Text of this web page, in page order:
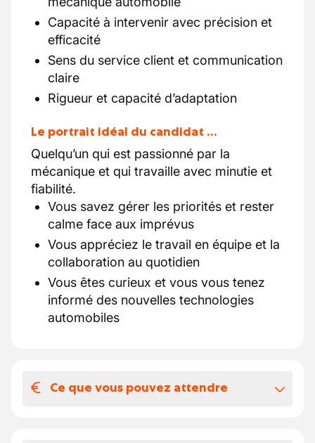
Capacité à intervenir avec précision et
efficacité
Sens du service client et communication
claire
Rigueur et capacité d’adaptation
Le portrait idéal du candidat …
Quelqu’un qui est passionné par la
mécanique et qui travaille avec minutie et
fiabilité.
Vous savez gérer les priorités et rester
calme face aux imprévus
Vous appréciez le travail en équipe et la
collaboration au quotidien
Vous êtes curieux et vous vous tenez
informé des nouvelles technologies
automobiles
Ce que vous pouvez attendre